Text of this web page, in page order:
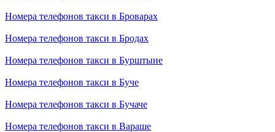
Номера телефонов такси в Броварах
Номера телефонов такси в Бродах
Номера телефонов такси в Бурштыне
Номера телефонов такси в Буче
Номера телефонов такси в Бучаче
Номера телефонов такси в Вараше